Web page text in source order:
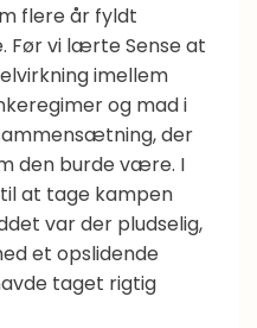
flere år fyldt
Før vi lærte Sense at
imellem
og mad i
der
den burde være. I
at tage kampen
var der pludselig,
et opslidende
taget rigtig